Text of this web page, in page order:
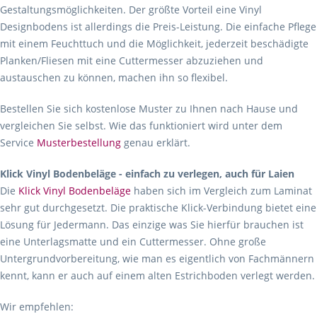
Gestaltungsmöglichkeiten. Der größte Vorteil eine Vinyl
Designbodens ist allerdings die Preis-Leistung. Die einfache Pflege
mit einem Feuchttuch und die Möglichkeit, jederzeit beschädigte
Planken/Fliesen mit eine Cuttermesser abzuziehen und
austauschen zu können, machen ihn so flexibel.
Bestellen Sie sich kostenlose Muster zu Ihnen nach Hause und
vergleichen Sie selbst. Wie das funktioniert wird unter dem
Service Musterbestellung genau erklärt.
Klick Vinyl Bodenbeläge - einfach zu verlegen, auch für Laien
Die Klick Vinyl Bodenbeläge haben sich im Vergleich zum Laminat
sehr gut durchgesetzt. Die praktische Klick-Verbindung bietet eine
Lösung für Jedermann. Das einzige was Sie hierfür brauchen ist
eine Unterlagsmatte und ein Cuttermesser. Ohne große
Untergrundvorbereitung, wie man es eigentlich von Fachmännern
kennt, kann er auch auf einem alten Estrichboden verlegt werden.
Wir empfehlen: